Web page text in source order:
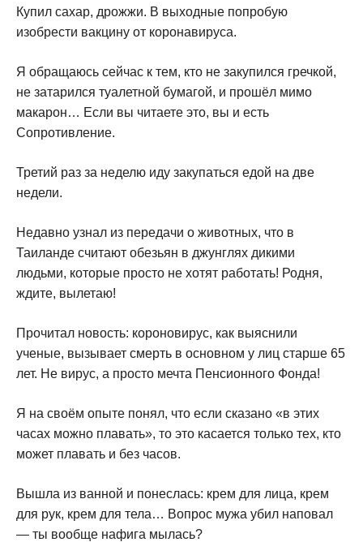
Купил сахар, дрожжи. В выходные попробую
изобрести вакцину от коронавируса.
Я обращаюсь сейчас к тем, кто не закупился гречкой,
не затарился туалетной бумагой, и прошёл мимо
макарон… Если вы читаете это, вы и есть
Сопротивление.
Третий раз за неделю иду закупаться едой на две
недели.
Недавно узнал из передачи о животных, что в
Таиланде считают обезьян в джунглях дикими
людьми, которые просто не хотят работать! Родня,
ждите, вылетаю!
Прочитал новость: короновирус, как выяснили
ученые, вызывает смерть в основном у лиц старше 65
лет. Не вирус, а просто мечта Пенсионного Фонда!
Я на своём опыте понял, что если сказано «в этих
часах можно плавать», то это касается только тех, кто
может плавать и без часов.
Вышла из ванной и понеслась: крем для лица, крем
для рук, крем для тела… Вопрос мужа убил наповал
— ты вообще нафига мылась?